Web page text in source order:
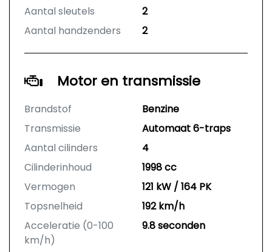
Aantal sleutels
2
Aantal handzenders
2
Motor en transmissie
Brandstof
Benzine
Transmissie
Automaat 6-traps
Aantal cilinders
4
Cilinderinhoud
1998 cc
Vermogen
121 kW / 164 PK
Topsnelheid
192 km/h
Acceleratie (0-100
km/h)
9.8 seconden